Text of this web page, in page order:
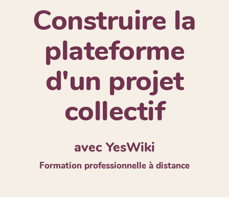
Construire la
plateforme
d'un projet
collectif
avec YesWiki
Formation professionnelle à distance